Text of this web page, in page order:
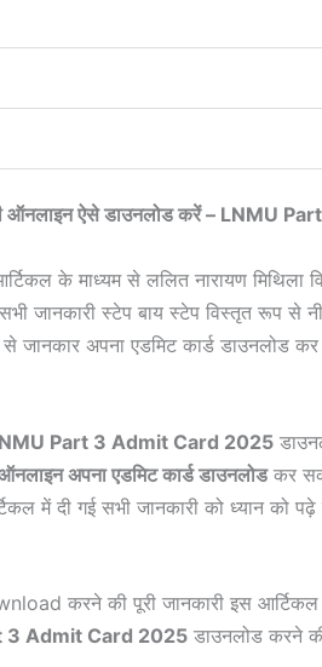
ऑनलाइन ऐसे डाउनलोड करें – LNMU
के माध्यम से ललित नारायण मिथिला
जानकारी स्टेप बाय स्टेप विस्तृत रूप से
से जानकार अपना एडमिट कार्ड
Part 3 Admit Card 2025
अपना एडमिट कार्ड डाउनलोडकर
में दी गई सभी जानकारी को ध्यान को
करने की पूरी जानकारी इस
3 Admit Card 2025 डाउनलोड करने